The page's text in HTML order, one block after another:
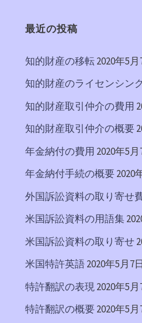
最近の投稿
知的財産の移転2020年5月
知的財産のライセンシン
知的財産取引仲介の費用
知的財産取引仲介の概要
年金納付の費用 2020年5月
年金納付手続の概要2020
外国訴訟資料の取り寄せ
米国訴訟資料の用語集
米国訴訟資料の取り寄せ
米国特許英語2020年5月7日
特許翻訳の表現2020年5月
特許翻訳の概要2020年5月